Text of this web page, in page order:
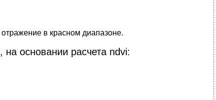
в красном диапазоне.
основании расчета ndvi: